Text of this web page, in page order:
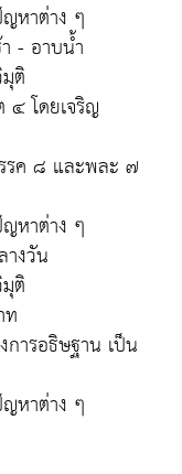
หาต่าง ๆ
- อาบน้ำ
ติ
๔ โดยเจริญ
รค ๘ และพละ ๗
หาต่าง ๆ
งวัน
ติ
ารอธิษฐาน เป็น
หาต่าง ๆ